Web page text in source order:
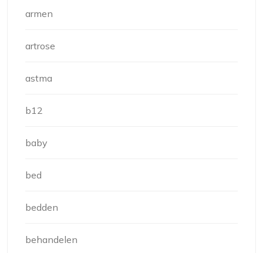
armen
artrose
astma
b12
baby
bed
bedden
behandelen